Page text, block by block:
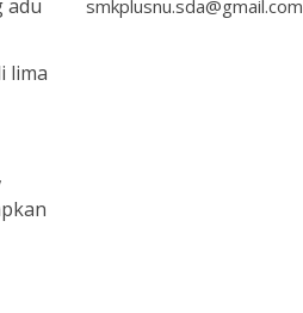
adu
lima
smkplusnu.sda@gmail.com